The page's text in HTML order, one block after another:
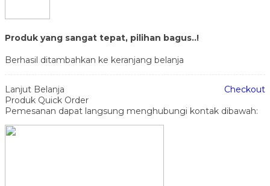
Produk yang sangat tepat, pilihan bagus..!
Berhasil ditambahkan ke keranjang belanja
Lanjut Belanja
Checkout
Produk Quick Order
Pemesanan dapat langsung menghubungi kontak dibawah: